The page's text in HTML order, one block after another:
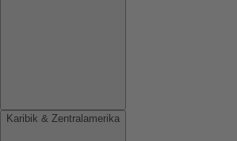
Karibik & Zentralamerika